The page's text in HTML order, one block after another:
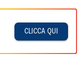
CLICCA QUI